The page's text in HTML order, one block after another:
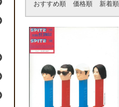
おすすめ順 価格順 新着順